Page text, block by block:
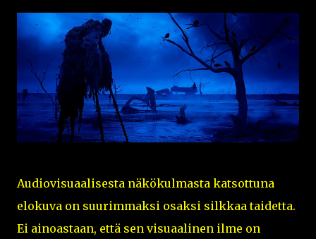
Audiovisuaalisesta näkökulmasta katsottuna
elokuva on suurimmaksi osaksi silkkaa taidetta.
Ei ainoastaan, että sen visuaalinen ilme on